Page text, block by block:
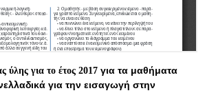
ύλης για το έτος 2017 για τα μαθήματα
για την εισαγωγή στην